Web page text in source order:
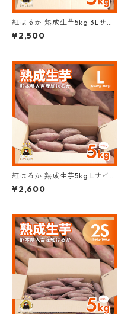
紅はるか 熟成生芋5kg 3Lサイ
ズ (約500g~700g/本)
¥2,500
紅はるか 熟成生芋5kg Lサイズ
(約230g~350g/本)
¥2,600